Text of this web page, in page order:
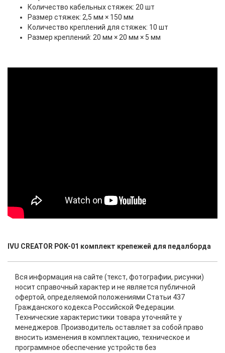
Количество кабельных стяжек: 20 шт
Размер стяжек: 2,5 мм × 150 мм
Количество креплений для стяжек: 10 шт
Размер креплений: 20 мм × 20 мм × 5 мм
IVU CREATOR POK-01 комплект крепежей для педалборда
Вся информация на сайте (текст, фотографии, рисунки)
носит справочный характер и не является публичной
офертой, определяемой положениями Статьи 437
Гражданского кодекса Российской Федерации.
Технические характеристики товара уточняйте у
менеджеров. Производитель оставляет за собой право
вносить изменения в комплектацию, техническое и
программное обеспечение устройств без